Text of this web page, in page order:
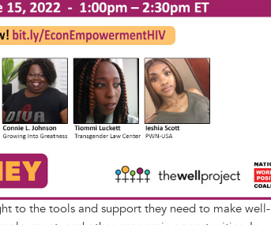
to the tools and support they need to make well-